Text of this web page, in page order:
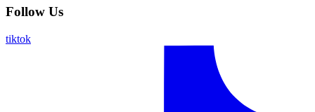
Follow Us
tiktok